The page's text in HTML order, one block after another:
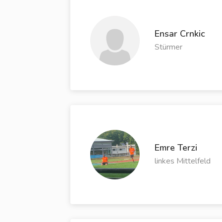
Ensar Crnkic
Stürmer
Emre Terzi
linkes Mittelfeld